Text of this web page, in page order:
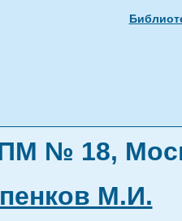
№ 18,
М.И.